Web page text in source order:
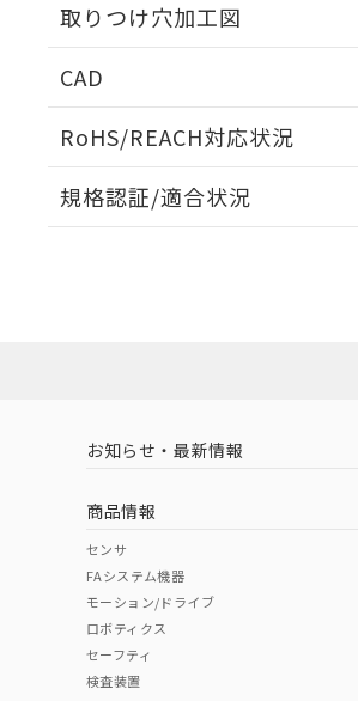
取りつけ穴加工図
CAD
RoHS/REACH対応状況
EU RoHS 注意事項・凡例
中国 RoHS 注意事項・凡例
中国 RoHS表
Pb Hg
規格認証/適合状況
お知らせ・最新情報
商品情報
センサ
FAシステム機器
モーション/ドライブ
ロボティクス
セーフティ
検査装置